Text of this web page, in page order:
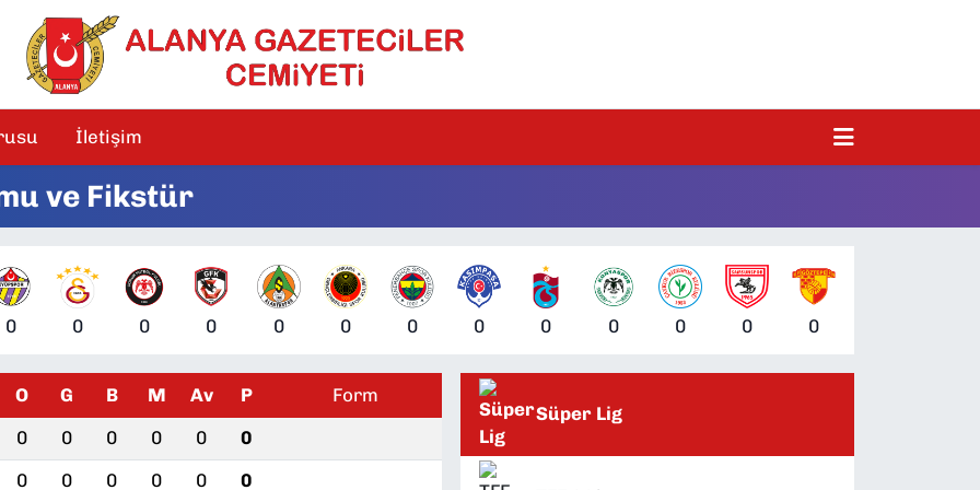
İletişim
ve Fikstür
0 0 0 0 0 0 0 0 0 0 0 0 0
O G B M Av P
Form
0 0 0 0 0
0
0 0 0 0 0
0
Süper Lig